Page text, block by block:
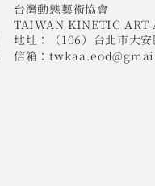
台灣動態藝術協會
TAIWAN KINETIC ART
地址：（106）台北市大
信箱：